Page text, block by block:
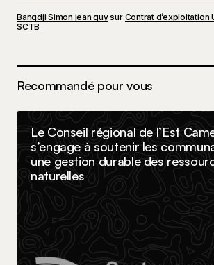
Bangdji Simon jean guysur Contrat d’exploitation
SCTB
Recommandé pour vous
Le Conseil régional de l’Est
s’engage à soutenir les
une gestion durable des
naturelles